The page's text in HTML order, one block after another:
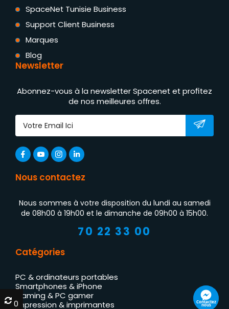
SpaceNet Tunisie Business
Support Client Business
Marques
Blog
Newsletter
Abonnez-vous à la newsletter Spacenet et profitez
de nos meilleures offres.
Nous contactez
Nous sommes à votre disposition du lundi au samedi
de 08h00 à 19h00 et le dimanche de 09h00 à 15h00.
70 22 33 00
Catégories
PC & ordinateurs portables
Smartphones & iPhone
Gaming & PC gamer
Impression & imprimantes
Contactez
nous
0
0